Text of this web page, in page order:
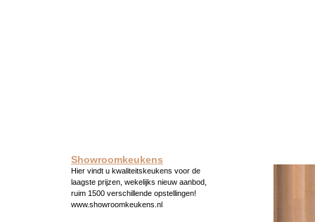
Showroomkeukens
Hier vindt u kwaliteitskeukens voor de
laagste prijzen, wekelijks nieuw aanbod,
ruim 1500 verschillende opstellingen!
www.showroomkeukens.nl